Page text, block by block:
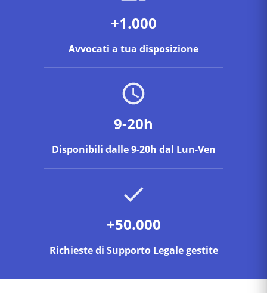
+1.000
Avvocati a tua disposizione
9-20h
Disponibili dalle 9-20h dal Lun-Ven
+50.000
Richieste di Supporto Legale gestite